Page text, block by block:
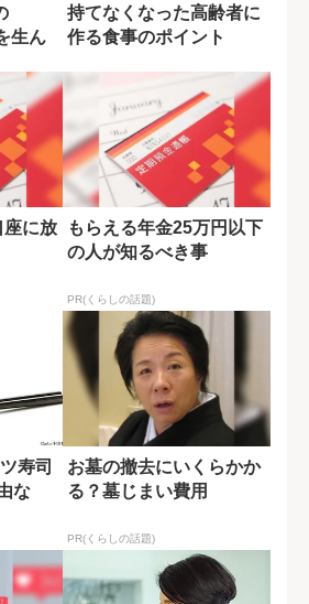
生ん
持てなくなった高齢者に
作る食事のポイント
座に放
もらえる年金25万円以下
の人が知るべき事
PR(くらしの話題)
寿司
な
お墓の撤去にいくらかか
る？墓じまい費用
PR(くらしの話題)